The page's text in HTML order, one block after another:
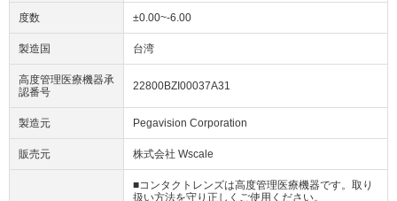
度数 ±0.00~-6.00
製造国 台湾
高度管理医療機器承
認番号
22800BZI00037A31
製造元 Pegavision Corporation
販売元 株式会社 Wscale
■コンタクトレンズは高度管理医療機器です。取り
扱い方法を守り正しくご使用ください。